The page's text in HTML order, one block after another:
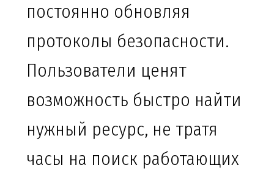
постоянно обновляя
протоколы безопасности.
Пользователи ценят
возможность быстро найти
нужный ресурс, не тратя
часы на поиск работающих